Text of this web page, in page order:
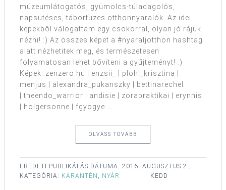
múzeumlátogatós, gyümölcs-túladagolós,
napsütéses, tábortüzes otthonnyaralók. Az idei
képekből válogattam egy csokorral, olyan jó rájuk
nézni! :) Az összes képet a #nyaraljotthon hashtag
alatt nézhetitek meg, és természetesen
folyamatosan lehet bővíteni a gyűjteményt! :)
Képek: zenzero.hu | enzsii_ | plohl_krisztina |
menjus | alexandra_pukanszky | bettinarechel
| theendo_warrior | andisie | zorapraktikai | erynnis
| holgersonne | fgyogye ...
OLVASS TOVÁBB
EREDETI PUBLIKÁLÁS DÁTUMA: 2016. AUGUSZTUS 2.,
KEDD
KATEGÓRIA: KARANTÉN NYÁR